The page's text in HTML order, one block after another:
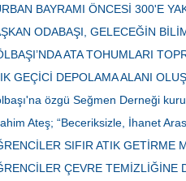
etkinlikleri Ankara'da devam
bulunan
BAYRAMI ÖNCESİ 300'E
ODABAŞI, GELECEĞİN
ATA TOHUMLARI
GEÇİCİ DEPOLAMA ALANI
özgü Seğmen Derneği
Ateş; “Beceriksizle, İhanet
SIFIR ATIK GETİRME
ÇEVRE TEMİZLİĞİNE